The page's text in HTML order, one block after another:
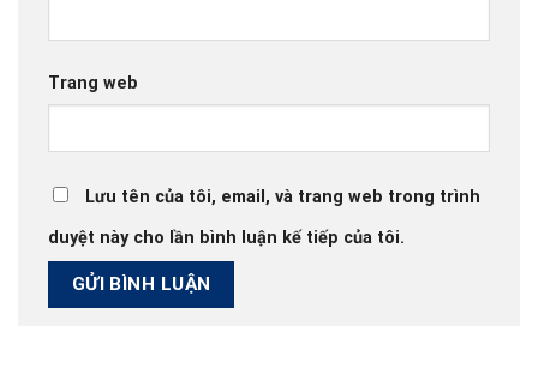
Trang web
Lưu tên của tôi, email, và trang web trong trình
duyệt này cho lần bình luận kế tiếp của tôi.